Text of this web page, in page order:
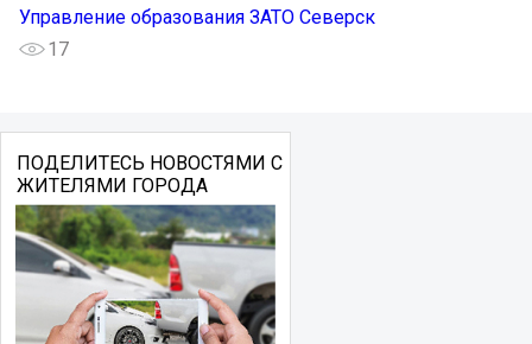
Управление образования ЗАТО Северск
17
ПОДЕЛИТЕСЬ НОВОСТЯМИ С
ЖИТЕЛЯМИ ГОРОДА